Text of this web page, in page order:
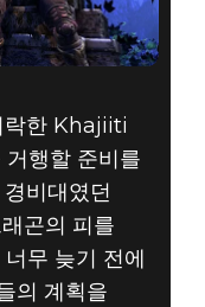
한 Khajiiti
행할 준비를
비대였던
곤의 피를
무 늦기 전에
의 계획을